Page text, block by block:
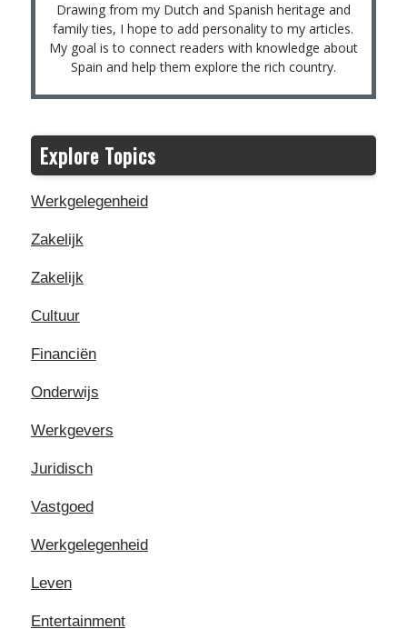
Drawing from my Dutch and Spanish heritage and
family ties, I hope to add personality to my articles.
My goal is to connect readers with knowledge about
Spain and help them explore the rich country.
Explore Topics
Werkgelegenheid
Zakelijk
Zakelijk
Cultuur
Financiën
Onderwijs
Werkgevers
Juridisch
Vastgoed
Werkgelegenheid
Leven
Entertainment